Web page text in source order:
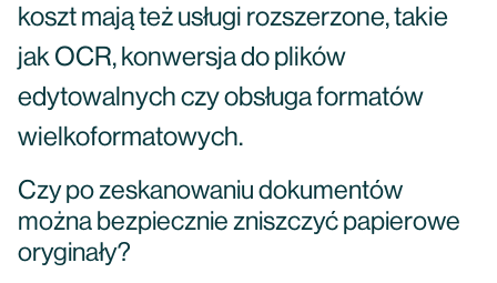
koszt mają też usługi rozszerzone, takie
jak OCR, konwersja do plików
edytowalnych czy obsługa formatów
wielkoformatowych.
Czy po zeskanowaniu dokumentów
można bezpiecznie zniszczyć papierowe
oryginały?